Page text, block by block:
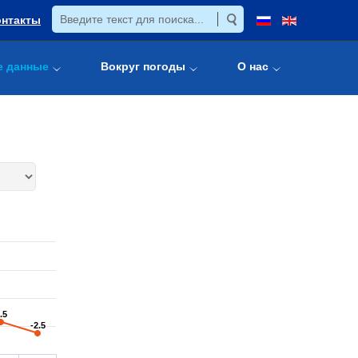
данные Вокруг погоды О нас
-2.5
-2.5